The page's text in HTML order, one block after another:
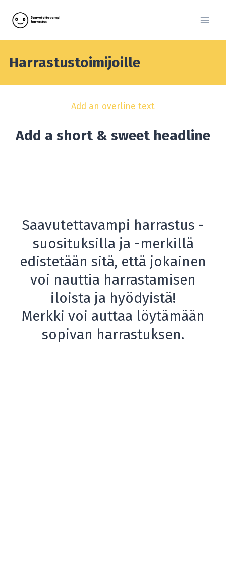
sisältöön
Harrastustoimijoille
Add an overline text
Add a short & sweet headline
Saavutettavampi harrastus -
suosituksilla ja -merkillä
edistetään sitä, että jokainen
voi nauttia harrastamisen
iloista ja hyödyistä!
Merkki voi auttaa löytämään
sopivan harrastuksen.